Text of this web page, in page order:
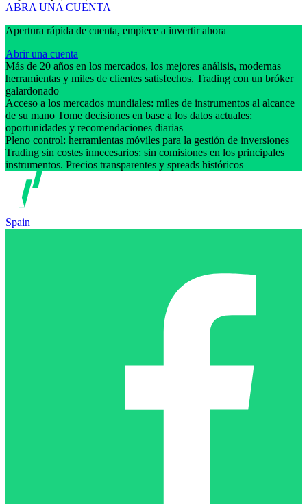
ABRA UNA CUENTA
Apertura rápida de cuenta, empiece a invertir ahora
Abrir una cuenta
Más de 20 años en los mercados, los mejores análisis, modernas
herramientas y miles de clientes satisfechos. Trading con un bróker
galardonado
Acceso a los mercados mundiales: miles de instrumentos al alcance
de su mano Tome decisiones en base a los datos actuales:
oportunidades y recomendaciones diarias
Pleno control: herramientas móviles para la gestión de inversiones
Trading sin costes innecesarios: sin comisiones en los principales
instrumentos. Precios transparentes y spreads históricos
Spain